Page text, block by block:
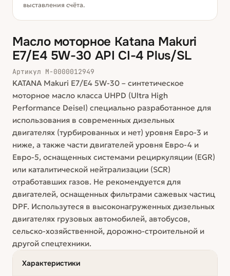
Масло моторное Katana Makuri
E7/E4 5W-30 API CI-4 Plus/SL
Артикул М-0000012949
KATANA Makuri E7/E4 5W-30 – синтетическое
моторное масло класса UHPD (Ultra High
Performance Deisel) специально разработанное для
использования в современных дизельных
двигателях (турбированных и нет) уровня Евро-3 и
ниже, а также части двигателей уровня Евро-4 и
Евро-5, оснащенных системами рециркуляции (EGR)
или каталитической нейтрализации (SCR)
отработавших газов. Не рекомендуется для
двигателей, оснащенных фильтрами сажевых частиц
DPF. Использутеся в высоконагруженных дизельных
двигателях грузовых автомобилей, автобусов,
сельско-хозяйственной, дорожно-строительной и
другой спецтехники.
Характеристики
выставления счёта.